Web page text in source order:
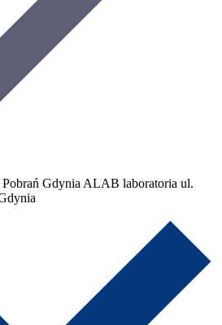
Gdynia ALAB laboratoria ul.